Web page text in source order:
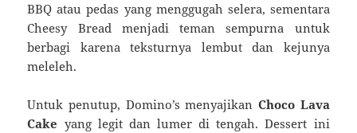
BBQ atau pedas yang menggugah selera, sementara
Cheesy Bread menjadi teman sempurna untuk
berbagi karena teksturnya lembut dan kejunya
meleleh.
Untuk penutup, Domino’s menyajikan Choco Lava
Cake yang legit dan lumer di tengah. Dessert ini